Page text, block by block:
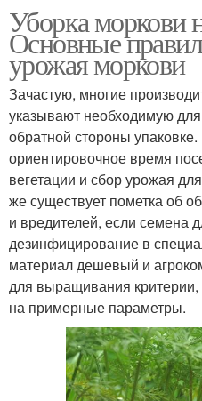
Уборка моркови
Основные
урожая моркови
Зачастую, многие
указывают необходимую
обратной стороны
ориентировочное время
вегетации и сбор урожая
же существует пометка об
и вредителей, если семена
дезинфицирование в
материал дешевый и
для выращивания критерии,
на примерные параметры.